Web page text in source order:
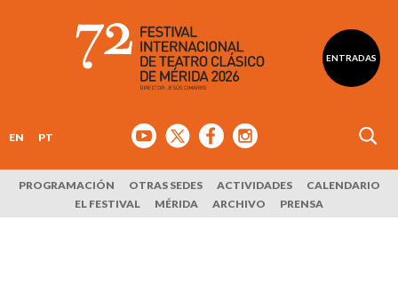
ENTRADAS
EN PT
PROGRAMACIÓN OTRAS SEDES ACTIVIDADES
CALENDARIO
EL FESTIVAL
MÉRIDA ARCHIVO PRENSA